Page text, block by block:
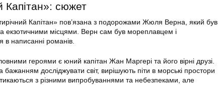
Капітан»: сюжет
Капітан» пов’язана з подорожами Жюля Верна, який був
екзотичними місцями. Верн сам був мореплавцем і
в написанні романів.
героями є юний капітан Жан Маргері та його вірні друзі.
досліджувати світ, вирішують піти в морські простори
з різними випробуваннями та небезпеками, але